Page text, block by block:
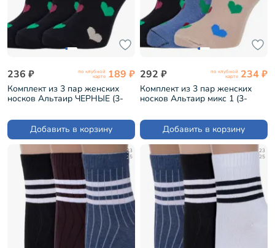
236 ₽ по клубной
карте 189 ₽
Комплект из 3 пар женских
носков Альтаир ЧЕРНЫЕ (3-
Добавить в корзину
292 ₽ по клубной
карте 234 ₽
Комплект из 3 пар женских
носков Альтаир микс 1 (3-
Добавить в корзину
23
25
23
25